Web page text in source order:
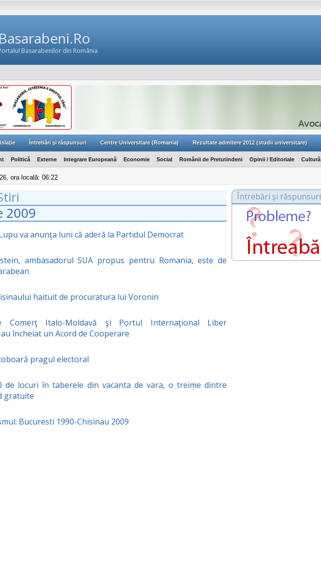
Basarabeni.Ro
Basarabenilor din România
Întrebări şi răspunsuri Centre Universitare (Romania) Rezultate admitere 2012 (studii universitare)
Politică Externe Integrare Europeană Economie Social Românii de Pretutindeni Opinii / Editoriale Cultură
ora locală: 06:22
2009
va anunţa luni că aderă la Partidul Democrat
ambasadorul SUA propus pentru Romania, este de
haituit de procuratura lui Voronin
Comerţ Italo-Moldavă şi Portul Internaţional Liber
încheiat un Acord de Cooperare
pragul electoral
de locuri în taberele din vacanta de vara, o treime dintre
gratuite
Bucuresti 1990-Chisinau 2009
Întrebări şi răspunsuri